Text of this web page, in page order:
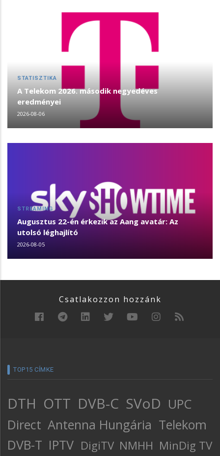
STATISZTIKA
A Telekom 2026. második negyedéves
eredményei
2026-08-06
STREAMING
Augusztus 22-én érkezik az Aang avatár: Az
utolsó léghajlító
2026-08-05
Csatlakozzon hozzánk
TOP15 CÍMKE
DTH OTT DVB-C SVoD UPC
Direct Antenna Hungária Telekom
DVB-T IPTV DigiTV NMHH MinDig TV